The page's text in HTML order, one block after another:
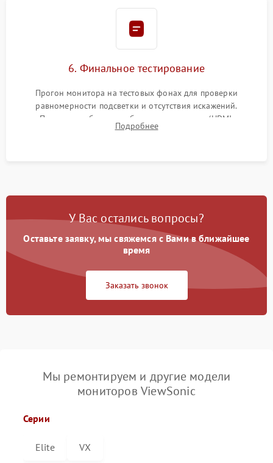
6. Финальное тестирование
Прогон монитора на тестовых фонах для проверки
равномерности подсветки и отсутствия искажений.
Проверка работоспособности всех портов (HDMI,
DisplayPort, VGA) и кнопок управления под нагрузкой в
Подробнее
У Вас остались вопросы?
Оставьте заявку, мы свяжемся с Вами в ближайшее
время
Заказать звонок
Мы ремонтируем и другие модели
мониторов ViewSonic
Серии
Elite VX